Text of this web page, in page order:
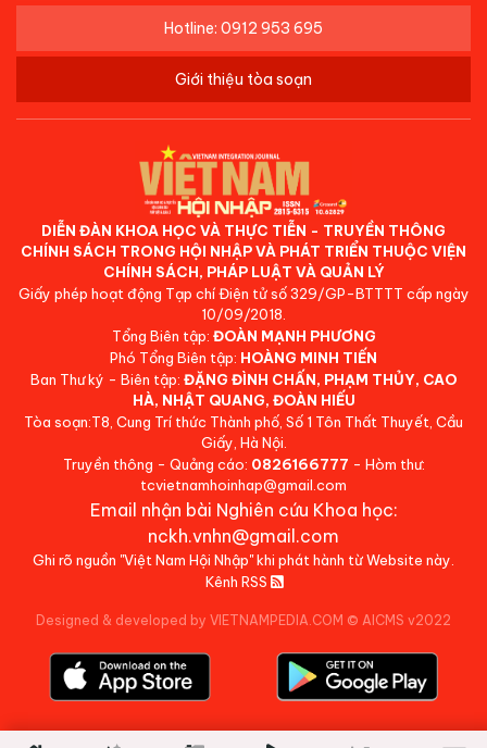
Hotline: 0912 953 695
Giới thiệu tòa soạn
DIỄN ĐÀN KHOA HỌC VÀ THỰC TIỄN - TRUYỀN THÔNG
CHÍNH SÁCH TRONG HỘI NHẬP VÀ PHÁT TRIỂN THUỘC VIỆN
CHÍNH SÁCH, PHÁP LUẬT VÀ QUẢN LÝ
Giấy phép hoạt động Tạp chí Điện tử số 329/GP-BTTTT cấp ngày
10/09/2018.
Tổng Biên tập: ĐOÀN MẠNH PHƯƠNG
Phó Tổng Biên tập: HOÀNG MINH TIẾN
Ban Thư ký - Biên tập: ĐẶNG ĐÌNH CHẤN, PHẠM THỦY, CAO
HÀ, NHẬT QUANG, ĐOÀN HIẾU
Tòa soạn:T8, Cung Trí thức Thành phố, Số 1 Tôn Thất Thuyết, Cầu
Giấy, Hà Nội.
Truyền thông - Quảng cáo: 0826166777 - Hòm thư:
tcvietnamhoinhap@gmail.com
Email nhận bài Nghiên cứu Khoa học:
nckh.vnhn@gmail.com
Ghi rõ nguồn "Việt Nam Hội Nhập" khi phát hành từ Website này.
Kênh RSS
Designed & developed by VIETNAMPEDIA.COM © AICMS v2022